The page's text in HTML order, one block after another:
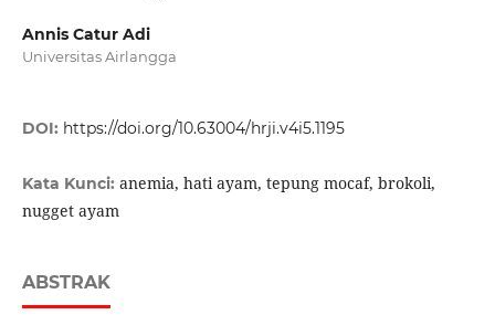
Annis Catur Adi
Universitas Airlangga
DOI: https://doi.org/10.63004/hrji.v4i5.1195
Kata Kunci: anemia, hati ayam, tepung mocaf, brokoli,
nugget ayam
ABSTRAK